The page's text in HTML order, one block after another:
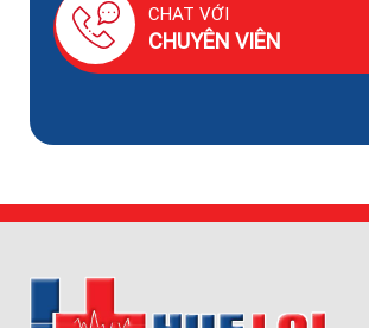
CHAT VỚI
CHUYÊN VIÊN